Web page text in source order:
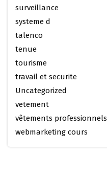
surveillance
systeme d
talenco
tenue
tourisme
travail et securite
Uncategorized
vetement
vêtements professionnels
webmarketing cours